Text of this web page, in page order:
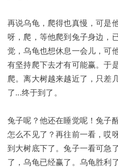
再说乌龟，爬得也真慢，可是
呀，爬，等他爬到兔子身边，
觉，乌龟也想休息一会儿，可
有坚持爬下去才有可能赢。于
爬。离大树越来越近了，只差
了...终于到了。
兔子呢？他还在睡觉呢！兔子
怎么不见了？再往前一看，哎
到大树底下了。兔子一看可急
了，乌龟已经赢了。乌龟胜利了